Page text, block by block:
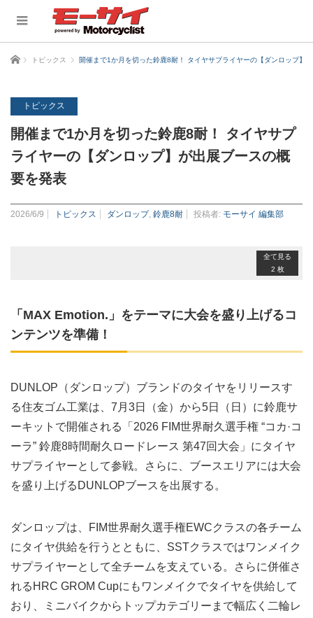
ホーム トピックス 開催まで1か月を切った鈴鹿8耐！ タイヤサプライヤーの【ダンロップ】
トピックス
開催まで1か月を切った鈴鹿8耐！ タイヤサプ
ライヤーの【ダンロップ】が出展ブースの概
要を発表
2026/6/9 トピックス ダンロップ, 鈴鹿8耐 投稿者: モーサイ 編集部
全て見る
2 枚
「MAX Emotion.」をテーマに大会を盛り上げるコ
ンテンツを準備！
DUNLOP（ダンロップ）ブランドのタイヤをリリースす
る住友ゴム工業は、7月3日（金）から5日（日）に鈴鹿サ
ーキットで開催される「2026 FIM世界耐久選手権 “コカ·コ
ーラ” 鈴鹿8時間耐久ロードレース 第47回大会」にタイヤ
サプライヤーとして参戦。さらに、ブースエリアには大会
を盛り上げるDUNLOPブースを出展する。
ダンロップは、FIM世界耐久選手権EWCクラスの各チーム
にタイヤ供給を行うとともに、SSTクラスではワンメイク
サプライヤーとして全チームを支えている。さらに併催さ
れるHRC GROM Cupにもワンメイクでタイヤを供給して
おり、ミニバイクからトップカテゴリーまで幅広く二輪レ